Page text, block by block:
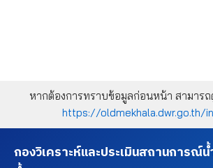
หากต้องการทราบข้อมูลก่อนหน้า สามารถ
https://oldmekhala.dwr.go.th/
กองวิเคราะห์และประเมินสถานการณ์